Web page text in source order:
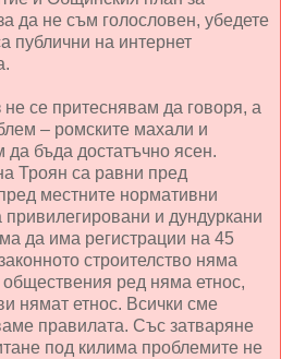
да не съм голословен, убедете
публични на интернет
се притеснявам да говоря, а
– ромските махали и
да бъда достатъчно ясен.
Троян са равни пред
местните нормативни
и дундуркани
да има регистрации на 45
строителство няма
ред няма етнос,
нямат етнос. Всички сме
правилата. Със затваряне
под килима проблемите не